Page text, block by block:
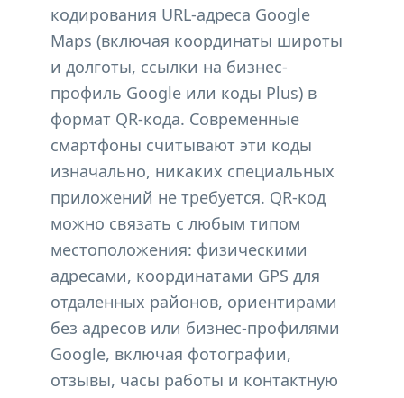
кодирования URL-адреса Google
Maps (включая координаты широты
и долготы, ссылки на бизнес-
профиль Google или коды Plus) в
формат QR-кода. Современные
смартфоны считывают эти коды
изначально, никаких специальных
приложений не требуется. QR-код
можно связать с любым типом
местоположения: физическими
адресами, координатами GPS для
отдаленных районов, ориентирами
без адресов или бизнес-профилями
Google, включая фотографии,
отзывы, часы работы и контактную